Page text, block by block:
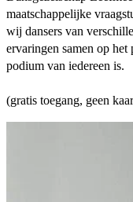
maatschappelijke
wij dansers van
ervaringen samen op het
podium van iedereen is.
(gratis toegang, geen